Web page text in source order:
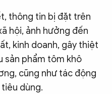
thông tin bị đặt trên
hội, ảnh hưởng đến
kinh doanh, gây thiệt
sản phẩm tôm khô
cũng như tác động
dùng.